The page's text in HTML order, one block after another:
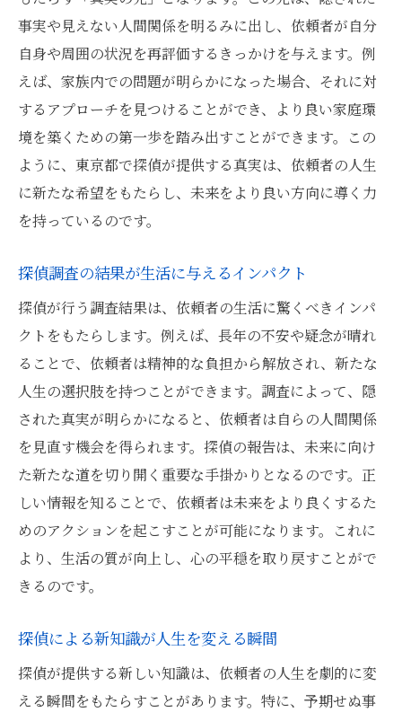
事実や見えない人間関係を明るみに出し、依頼者が自分
自身や周囲の状況を再評価するきっかけを与えます。例
えば、家族内での問題が明らかになった場合、それに対
するアプローチを見つけることができ、より良い家庭環
境を築くための第一歩を踏み出すことができます。この
ように、東京都で探偵が提供する真実は、依頼者の人生
に新たな希望をもたらし、未来をより良い方向に導く力
を持っているのです。
探偵調査の結果が生活に与えるインパクト
探偵が行う調査結果は、依頼者の生活に驚くべきインパ
クトをもたらします。例えば、長年の不安や疑念が晴れ
ることで、依頼者は精神的な負担から解放され、新たな
人生の選択肢を持つことができます。調査によって、隠
された真実が明らかになると、依頼者は自らの人間関係
を見直す機会を得られます。探偵の報告は、未来に向け
た新たな道を切り開く重要な手掛かりとなるのです。正
しい情報を知ることで、依頼者は未来をより良くするた
めのアクションを起こすことが可能になります。これに
より、生活の質が向上し、心の平穏を取り戻すことがで
きるのです。
探偵による新知識が人生を変える瞬間
探偵が提供する新しい知識は、依頼者の人生を劇的に変
える瞬間をもたらすことがあります。特に、予期せぬ事